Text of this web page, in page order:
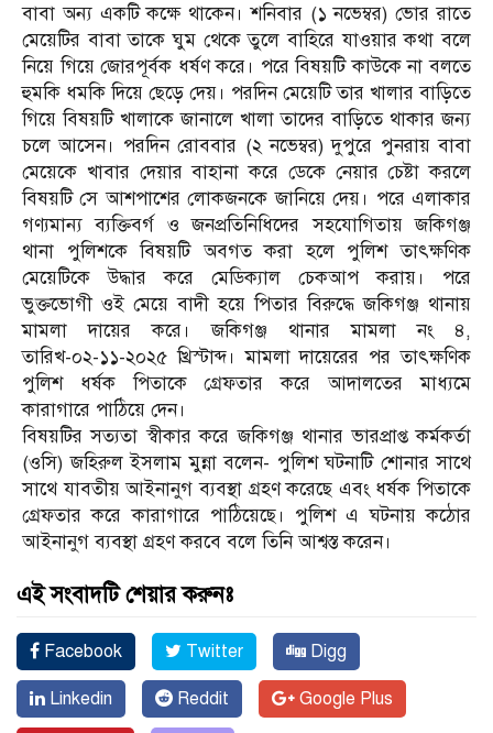
বাবা অন্য একটি কক্ষে থাকেন। শনিবার (১ নভেম্বর) ভোর রাতে
মেয়েটির বাবা তাকে ঘুম থেকে তুলে বাহিরে যাওয়ার কথা বলে
নিয়ে গিয়ে জোরপূর্বক ধর্ষণ করে। পরে বিষয়টি কাউকে না বলতে
হুমকি ধমকি দিয়ে ছেড়ে দেয়। পরদিন মেয়েটি তার খালার বাড়িতে
গিয়ে বিষয়টি খালাকে জানালে খালা তাদের বাড়িতে থাকার জন্য
চলে আসেন। পরদিন রোববার (২ নভেম্বর) দুপুরে পুনরায় বাবা
মেয়েকে খাবার দেয়ার বাহানা করে ডেকে নেয়ার চেষ্টা করলে
বিষয়টি সে আশপাশের লোকজনকে জানিয়ে দেয়। পরে এলাকার
গণ্যমান্য ব্যক্তিবর্গ ও জনপ্রতিনিধিদের সহযোগিতায় জকিগঞ্জ
থানা পুলিশকে বিষয়টি অবগত করা হলে পুলিশ তাৎক্ষণিক
মেয়েটিকে উদ্ধার করে মেডিক্যাল চেকআপ করায়। পরে
ভুক্তভোগী ওই মেয়ে বাদী হয়ে পিতার বিরুদ্ধে জকিগঞ্জ থানায়
মামলা দায়ের করে। জকিগঞ্জ থানার মামলা নং ৪,
তারিখ-০২-১১-২০২৫ খ্রিস্টাব্দ। মামলা দায়েরের পর তাৎক্ষণিক
পুলিশ ধর্ষক পিতাকে গ্রেফতার করে আদালতের মাধ্যমে
কারাগারে পাঠিয়ে দেন।
বিষয়টির সত্যতা স্বীকার করে জকিগঞ্জ থানার ভারপ্রাপ্ত কর্মকর্তা
(ওসি) জহিরুল ইসলাম মুন্না বলেন- পুলিশ ঘটনাটি শোনার সাথে
সাথে যাবতীয় আইনানুগ ব্যবস্থা গ্রহণ করেছে এবং ধর্ষক পিতাকে
গ্রেফতার করে কারাগারে পাঠিয়েছে। পুলিশ এ ঘটনায় কঠোর
আইনানুগ ব্যবস্থা গ্রহণ করবে বলে তিনি আশ্বস্ত করেন।
এই সংবাদটি শেয়ার করুনঃ
Facebook Twitter Digg
Linkedin Reddit Google Plus